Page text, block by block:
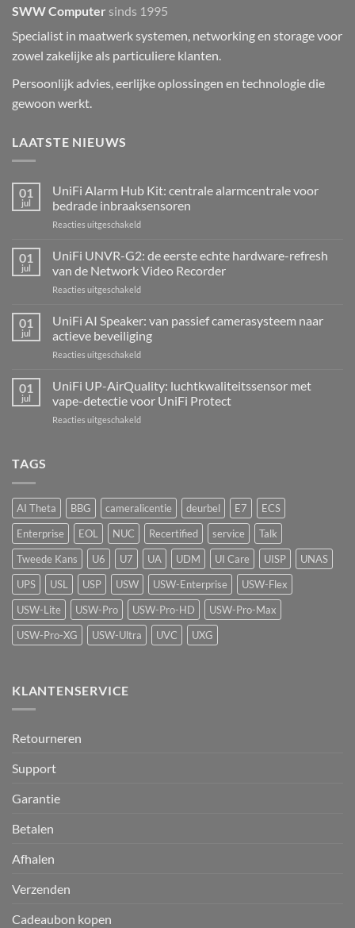
SWW Computer sinds 1995
Specialist in maatwerk systemen, networking en storage voor
zowel zakelijke als particuliere klanten.
Persoonlijk advies, eerlijke oplossingen en technologie die
gewoon werkt.
LAATSTE NIEUWS
01
jul
UniFi Alarm Hub Kit: centrale alarmcentrale voor
bedrade inbraaksensoren
Reacties uitgeschakeldvoor
Alarm
Kit:
centrale
voor
inbraaksensoren
01
jul
UniFi UNVR-G2: de eerste echte hardware-refresh
van de Network Video Recorder
Reacties uitgeschakeldvoor
de
eerste
hardware-
refresh
de
01
jul
UniFi AI Speaker: van passief camerasysteem naar
actieve beveiliging
Reacties uitgeschakeldvoor
Speaker:
van
passief
01
jul
UniFi UP-AirQuality: luchtkwaliteitssensor met
vape-detectie voor UniFi Protect
Reacties uitgeschakeldvoor
vape-
detectie
voor
UniFi
Protect
TAGS
AI Theta BBG cameralicentie deurbel E7
ECS
Enterprise
EOL NUC Recertified service
Talk
Tweede Kans
U6 U7 UA UDM UI Care UISP
UNAS
UPS
USL USP USW USW-Enterprise
USW-Flex
USW-Lite
USW-Pro USW-Pro-HD
USW-Pro-Max
USW-Pro-XG
USW-Ultra UVC UXG
KLANTENSERVICE
Retourneren
Support
Garantie
Betalen
Afhalen
Verzenden
Cadeaubon kopen